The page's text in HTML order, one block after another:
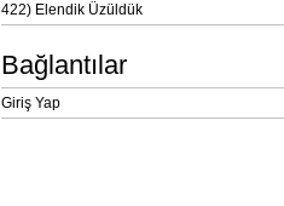
422) Elendik Üzüldük
Bağlantılar
Giriş Yap